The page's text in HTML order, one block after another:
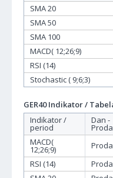
SMA 20
SMA 50
SMA 100
MACD( 12;26;9)
RSI (14)
Stochastic ( 9;6;3)
GER40 Indikator /
Indikator /
period
Dan -
MACD(
12;26;9)
RSI (14)